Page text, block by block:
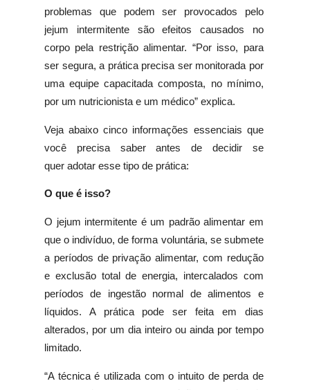
problemas que podem ser provocados pelo
jejum intermitente são efeitos causados no
corpo pela restrição alimentar. “Por isso, para
ser segura, a prática precisa ser monitorada por
uma equipe capacitada composta, no mínimo,
por um nutricionista e um médico” explica.
Veja abaixo cinco informações essenciais que
você precisa saber antes de decidir se
quer adotar esse tipo de prática:
O que é isso?
O jejum intermitente é um padrão alimentar em
que o indivíduo, de forma voluntária, se submete
a períodos de privação alimentar, com redução
e exclusão total de energia, intercalados com
períodos de ingestão normal de alimentos e
líquidos. A prática pode ser feita em dias
alterados, por um dia inteiro ou ainda por tempo
limitado.
“A técnica é utilizada com o intuito de perda de